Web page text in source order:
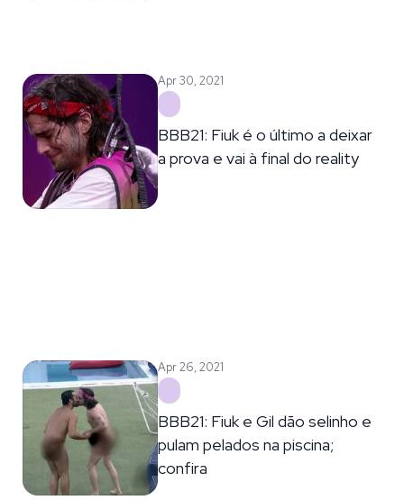
Apr 30, 2021
BBB21: Fiuk é o último a deixar
a prova e vai à final do reality
Apr 26, 2021
BBB21: Fiuk e Gil dão selinho e
pulam pelados na piscina;
confira